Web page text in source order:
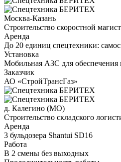
Москва-Казань
Строительство скоростной
Аренда
До 20 единиц спецтехники:
Установка
Мобильная АЗС для обеспечения
Заказчик
АО «СтройТрансГаз»
д. Калегино (МО)
Строительство складского
Аренда
3 бульдозера Shantui SD16
Работа
В 2 смены без выходных